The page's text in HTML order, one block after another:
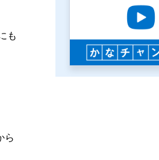
も
ら